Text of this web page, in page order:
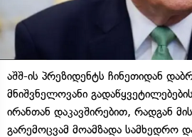
აშშ-ის პრეზიდენტს ჩინეთიდან
მნიშვნელოვანი
ირანთან დაკავშირებით, რადგან
გარემოცვამ მოამზადა სამხედრო